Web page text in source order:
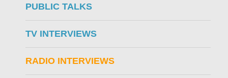
PUBLIC TALKS
TV INTERVIEWS
RADIO INTERVIEWS